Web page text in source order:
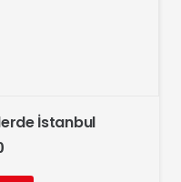
İstanbul